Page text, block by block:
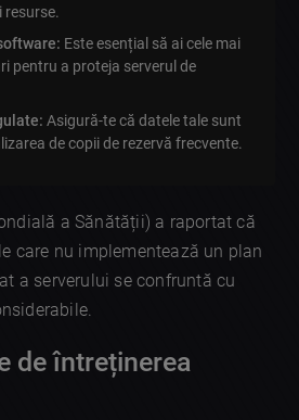
resurse.
Este esențial să ai cele mai
pentru a proteja serverul de
Asigură-te că datele tale sunt
de copii de rezervă frecvente.
a Sănătății) a raportat că
care nu implementează un plan
a serverului se confruntă cu
de întreținerea